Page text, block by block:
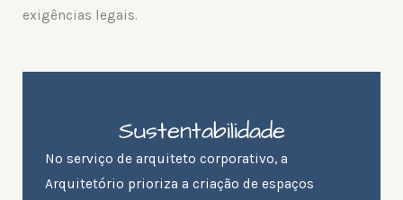
exigências legais.
Sustentabilidade
No serviço de arquiteto corporativo, a
Arquitetório prioriza a criação de espaços